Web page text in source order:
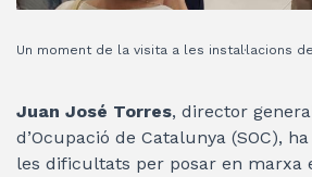
Un moment de la visita a les instal·lacions
Juan José Torres, director
d’Ocupació de Catalunya (SOC),
les dificultats per posar en marxa